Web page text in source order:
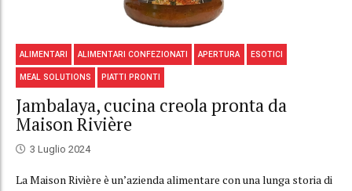
ALIMENTARI ALIMENTARI CONFEZIONATI APERTURA ESOTICI
MEAL SOLUTIONS PIATTI PRONTI
Jambalaya, cucina creola pronta da
Maison Rivière
3 Luglio 2024
La Maison Rivière è un’azienda alimentare con una lunga storia di